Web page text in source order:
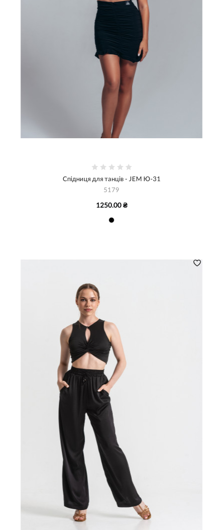
Спідниця для танців - JEM Ю-31
5179
1250.00 ₴